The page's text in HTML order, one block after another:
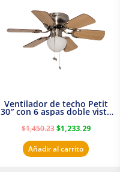
Ventilador de techo Petit
30″ con 6 aspas doble vista
Satinado Masterfan
$1,450.23
$1,450.23.
$1,233.29
Añadir al carrito